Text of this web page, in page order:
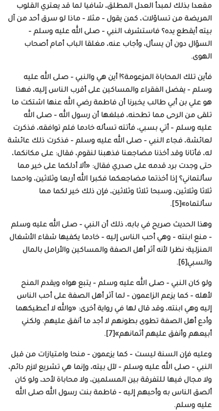
مقعدا بذلك لمبدأ العدل المطلق، شافيا لما قد يعتري القلوب
المريضة من تساؤلات، كمن يقول – مثلا – ماذا لو سرق أحد من آل
بيته أيقطع يده؟ فاستشرف النبي – صلى الله عليه وسلم –
السؤال دون أن يسأل، وأجاب عنه، مغلقا الباب أمام أصحاب
الهوى.
فأين تلك المحاباة المزعومة؟! أين هي والنبي – صلى الله عليه
وسلم – يفضل الفقراء والمساكين على أقرب الناس إليه، فهذا
هو علي بن أبي طالب يخبرنا أن فاطمة رضي الله عنها اشتكت ما
تلقى من الرحى مما تطحنه، فبلغها أن رسول الله – صلى الله
عليه وسلم – أتي بسبي، فأتته تسأله خادما فلم توافقه، فذكرت
لعائشة، فجاء النبي – صلى الله عليه وسلم – فذكرت ذلك عائشة
له، فأتانا وقد أخذنا مضاجعنا فذهبنا لنقوم، فقال: على مكانكما،
حتى وجدت برد قدمه على صدري فقال: «ألا أدلكما على خير مما
سألتماني؟ إذا أخذتما مضاجعكما فكبرا الله أربعا وثلاثين، واحمدا
ثلاثا وثلاثين، وسبحا ثلاثا وثلاثين، فإن ذلك خير لكما مما
سألتماه»[5].
وهذا الحديث صريح في بابه، ذلك أن النبي – صلى الله عليه وسلم
– منع ابنته – وهي أحب الناس إليه – خادما يكفيها شقاء الأشغال
المنزلية؛ نظرا لأنه آثر أهل الصفة والمساكين والأرامل بالمال
والسبي[6].
ولو كان النبي – صلى الله عليه وسلم – يتبع هواه ويقدم المنح
لأهله – كما يزعم الزاعمون – لما آثر أهل الصفة على أحب الناس
إليه وهي ابنته، وقد قال لها في رواية أخرى: «والله لا أعطيكهما
وأدع أهل الصفة تطوى بطونهم لا أجد ما أنفق عليهم. ولكني
أبيعهم وأنفق عليهم أثمانهم»[7].
وعليه فإن السنة ليست – كما يزعمون – منحا وامتيازات من قبل
النبي – صلى الله عليه وسلم – لآل بيته، وإنما هي تشريع لازم دائم،
ولا مجال فيها للتفرقة بين المسلمين، ولا محاباة لأحد، ولو كان
ألصق الناس به وأحبهم إليه – فاطمة بنت رسول الله صلى الله
عليه وسلم.